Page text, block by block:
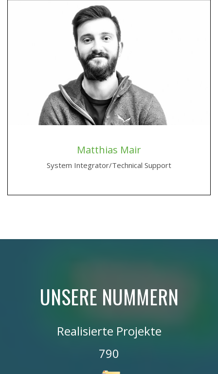
Matthias Mair
System Integrator/Technical Support
UNSERE NUMMERN
Realisierte Projekte
790